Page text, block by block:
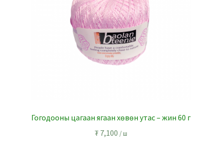
Гогодооны цагаан ягаан хөвөн утас – жин 60 г
₮ 7,100 / ш